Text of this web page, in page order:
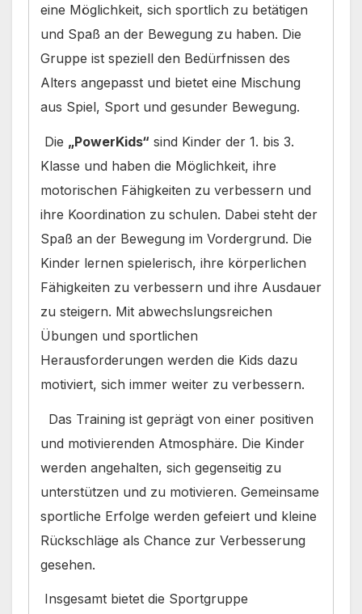
eine Möglichkeit, sich sportlich zu betätigen
und Spaß an der Bewegung zu haben. Die
Gruppe ist speziell den Bedürfnissen des
Alters angepasst und bietet eine Mischung
aus Spiel, Sport und gesunder Bewegung.
Die „PowerKids“ sind Kinder der 1. bis 3.
Klasse und haben die Möglichkeit, ihre
motorischen Fähigkeiten zu verbessern und
ihre Koordination zu schulen. Dabei steht der
Spaß an der Bewegung im Vordergrund. Die
Kinder lernen spielerisch, ihre körperlichen
Fähigkeiten zu verbessern und ihre Ausdauer
zu steigern. Mit abwechslungsreichen
Übungen und sportlichen
Herausforderungen werden die Kids dazu
motiviert, sich immer weiter zu verbessern.
Das Training ist geprägt von einer positiven
und motivierenden Atmosphäre. Die Kinder
werden angehalten, sich gegenseitig zu
unterstützen und zu motivieren. Gemeinsame
sportliche Erfolge werden gefeiert und kleine
Rückschläge als Chance zur Verbesserung
gesehen.
Insgesamt bietet die Sportgruppe